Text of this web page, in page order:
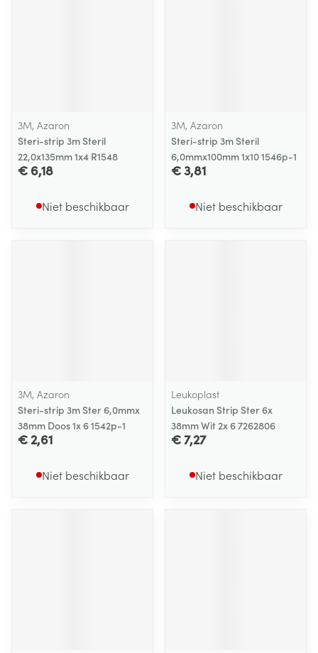
3M, Azaron
Steri-strip 3m Steril
22,0x135mm 1x4 R1548
€ 6,18
Niet beschikbaar
3M, Azaron
Steri-strip 3m Steril
6,0mmx100mm 1x10 1546p-1
€ 3,81
Niet beschikbaar
3M, Azaron
Steri-strip 3m Ster 6,0mmx
38mm Doos 1x 6 1542p-1
€ 2,61
Niet beschikbaar
Leukoplast
Leukosan Strip Ster 6x
38mm Wit 2x 6 7262806
€ 7,27
Niet beschikbaar